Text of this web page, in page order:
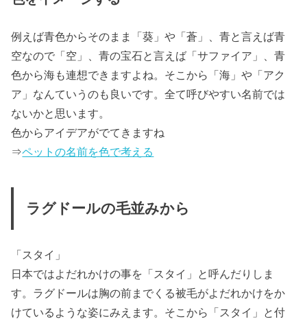
例えば青色からそのまま「葵」や「蒼」、青と言えば青
空なので「空」、青の宝石と言えば「サファイア」、青
色から海も連想できますよね。そこから「海」や「アク
ア」なんていうのも良いです。全て呼びやすい名前では
ないかと思います。
色からアイデアがでてきますね
⇒ペットの名前を色で考える
ラグドールの毛並みから
「スタイ」
日本ではよだれかけの事を「スタイ」と呼んだりしま
す。ラグドールは胸の前までくる被毛がよだれかけをか
けているような姿にみえます。そこから「スタイ」と付